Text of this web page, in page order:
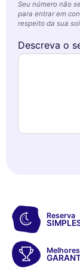
Seu número não
para entrar em
respeito da sua
Descreva o
Reserva